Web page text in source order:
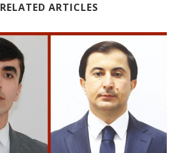
RELATED ARTICLES